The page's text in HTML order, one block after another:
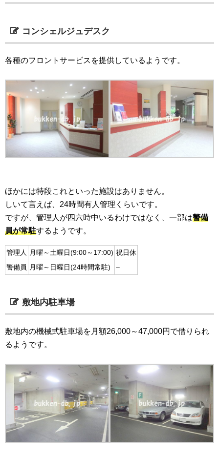
コンシェルジュデスク
各種のフロントサービスを提供しているようです。
ほかには特段これといった施設はありません。
しいて言えば、24時間有人管理くらいです。
ですが、管理人が四六時中いるわけではなく、一部は警備
員が常駐するようです。
管理人 月曜～土曜日(9:00～17:00) 祝日休
警備員 月曜～日曜日(24時間常駐) –
敷地内駐車場
敷地内の機械式駐車場を月額26,000～47,000円で借りられ
るようです。